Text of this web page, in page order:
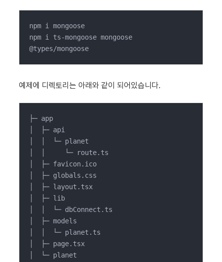
npm i mongoose
npm i ts-mongoose mongoose
@types/mongoose
예제에 디렉토리는 아래와 같이 되어있습니다.
├─ app
│  ├─ api
│  │  └─ planet
│  │     └─ route.ts
│  ├─ favicon.ico
│  ├─ globals.css
│  ├─ layout.tsx
│  ├─ lib
│  │  └─ dbConnect.ts
│  ├─ models
│  │  └─ planet.ts
│  ├─ page.tsx
│  └─ planet